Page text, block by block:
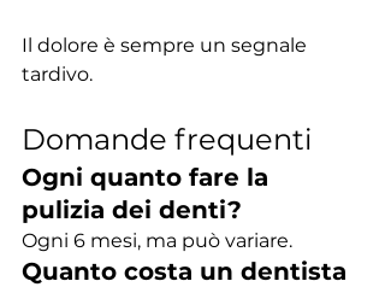
Il dolore è sempre un segnale
tardivo.
Domande frequenti
Ogni quanto fare la
pulizia dei denti?
Ogni 6 mesi, ma può variare.
Quanto costa un dentista